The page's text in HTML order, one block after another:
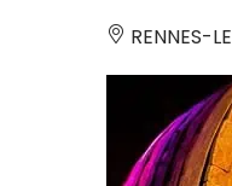
RENNES-